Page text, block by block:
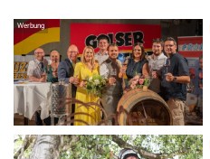
Werbung